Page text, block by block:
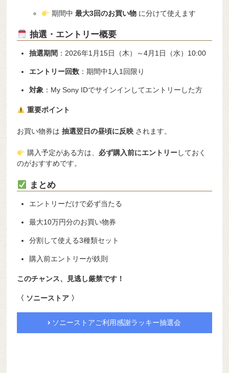
期間中最大3回のお買い物 に分けて使えます
抽選・エントリー概要
抽選期間 ：2026年1月15日（木）～4月1日（水）10:00
エントリー回数 ：期間中1人1回限り
対象 ：My Sony IDでサインインしてエントリーした方
重要ポイント
お買い物券は抽選翌日の昼頃に反映 されます。
購入予定がある方は、 必ず購入前にエントリーしておく
のがおすすめです。
まとめ
エントリーだけで必ず当たる
最大10万円分のお買い物券
分割して使える3種類セット
購入前エントリーが鉄則
このチャンス、見逃し厳禁です！
〈 ソニーストア 〉
ソニーストアご利用感謝ラッキー抽選会